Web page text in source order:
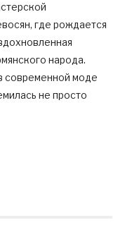
где рождается
народа.
современной моде
не просто